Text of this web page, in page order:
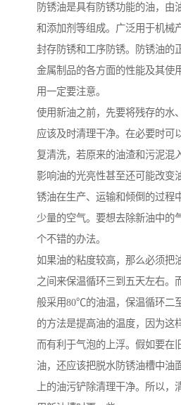
防锈油是具有防锈功能的油，由
和添加剂等组成。广泛用于机械
封存防锈和工序防锈。防锈油的
金属制品的各方面的性能及其使
用一定要注意。
使用新油之前，先要将残存的水
应该及时清理干净。在必要时可
复清洗，若原来的油渣和污泥混
影响油的光亮性甚至还可能改变
锈油在生产、运输和倾倒的过程
少量的空气。要想去除新油中的
个不错的办法。
如果油的粘度较高，那么必须
之间来保温循环三到五天左右。
般采用80℃的油温，保温循环二
的方法是提高油的温度，因为这
而有利于气泡的上浮。假如要在
油，还应该把脱水防锈油槽中油
上的油污铲除清理干净。所以，